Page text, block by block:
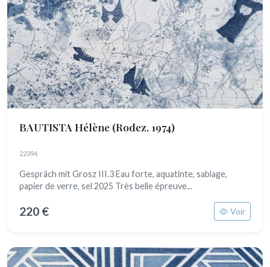
BAUTISTA Hélène (Rodez, 1974)
22394
Gespräch mit Grosz III.3 Eau forte, aquatinte, sablage,
papier de verre, sel 2025 Très belle épreuve...
220 € Voir